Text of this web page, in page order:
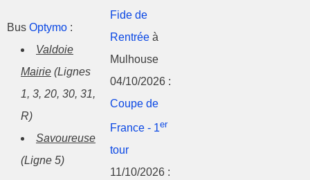
Bus Optymo :
Valdoie
Mairie (Lignes
1, 3, 20, 30, 31,
R)
Savoureuse
(Ligne 5)
Fide de
Rentrée à
Mulhouse
04/10/2026 :
Coupe de
France - 1er
tour
11/10/2026 :